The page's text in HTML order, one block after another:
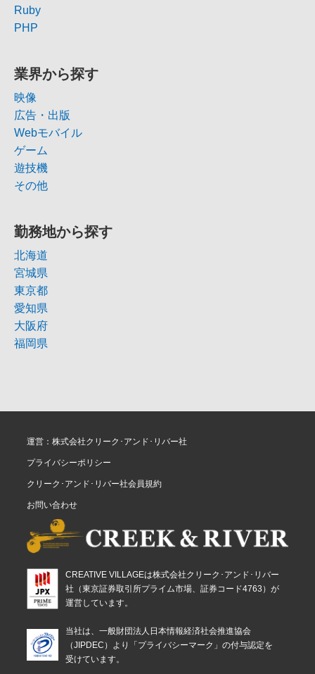
Ruby
PHP
業界から探す
映像
広告・出版
Webモバイル
ゲーム
遊技機
その他
勤務地から探す
北海道
宮城県
東京都
愛知県
大阪府
福岡県
運営：株式会社クリーク･アンド･リバー社
プライバシーポリシー
クリーク･アンド･リバー社会員規約
お問い合わせ
CREATIVE VILLAGEは株式会社クリーク･アンド･リバー
社（東京証券取引所プライム市場、証券コード4763）が
運営しています。
当社は、一般財団法人日本情報経済社会推進協会
（JIPDEC）より「プライバシーマーク」の付与認定を
受けています。